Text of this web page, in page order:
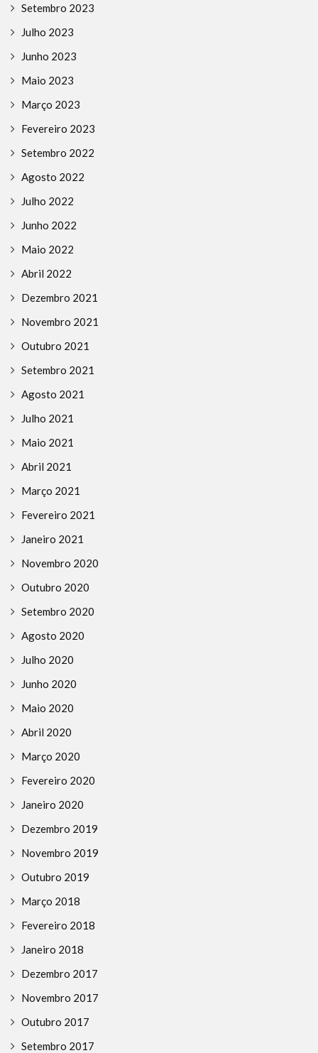
Setembro 2023
Julho 2023
Junho 2023
Maio 2023
Março 2023
Fevereiro 2023
Setembro 2022
Agosto 2022
Julho 2022
Junho 2022
Maio 2022
Abril 2022
Dezembro 2021
Novembro 2021
Outubro 2021
Setembro 2021
Agosto 2021
Julho 2021
Maio 2021
Abril 2021
Março 2021
Fevereiro 2021
Janeiro 2021
Novembro 2020
Outubro 2020
Setembro 2020
Agosto 2020
Julho 2020
Junho 2020
Maio 2020
Abril 2020
Março 2020
Fevereiro 2020
Janeiro 2020
Dezembro 2019
Novembro 2019
Outubro 2019
Março 2018
Fevereiro 2018
Janeiro 2018
Dezembro 2017
Novembro 2017
Outubro 2017
Setembro 2017